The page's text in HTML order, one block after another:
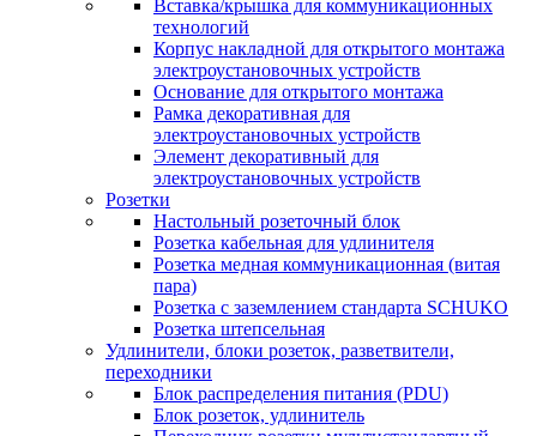
Вставка/крышка для коммуникационных
технологий
Корпус накладной для открытого монтажа
электроустановочных устройств
Основание для открытого монтажа
Рамка декоративная для
электроустановочных устройств
Элемент декоративный для
электроустановочных устройств
Розетки
Настольный розеточный блок
Розетка кабельная для удлинителя
Розетка медная коммуникационная (витая
пара)
Розетка с заземлением стандарта SCHUKO
Розетка штепсельная
Удлинители, блоки розеток, разветвители,
переходники
Блок распределения питания (PDU)
Блок розеток, удлинитель